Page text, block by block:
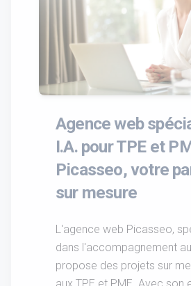
Agence web
I.A. pour TPE et
Picasseo, votre
sur mesure
L'agence web Picasseo,
dans l'accompagnement
propose des projets sur